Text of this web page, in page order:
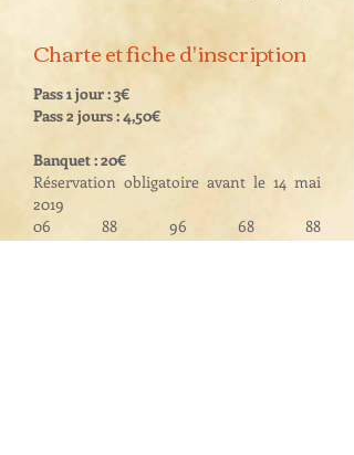
Charte et fiche d'inscription
Pass 1 jour : 3€
Pass 2 jours : 4,50€
Banquet : 20€
Réservation obligatoire avant le 14 mai
2019
06 88 96 68 88
ouagneaux.medievales@gmail.com